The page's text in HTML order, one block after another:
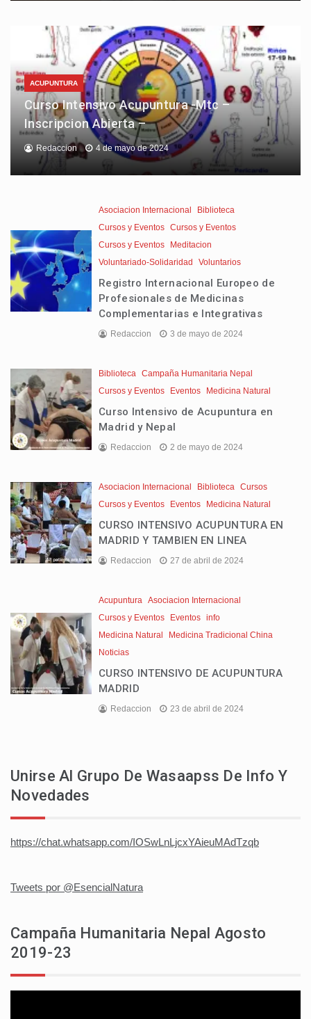
ACUPUNTURA
Curso Intensivo Acupuntura -Mtc –
Inscripcion Abierta –
Redaccion 4 de mayo de 2024
Asociacion Internacional
Biblioteca
Cursos y Eventos Cursos y Eventos
Cursos y Eventos
Meditacion
Voluntariado-Solidaridad
Voluntarios
Registro Internacional Europeo de
Profesionales de Medicinas
Complementarias e Integrativas
Redaccion 3 de mayo de 2024
Biblioteca Campaña Humanitaria Nepal
Cursos y Eventos
Eventos Medicina Natural
Curso Intensivo de Acupuntura en
Madrid y Nepal
Redaccion 2 de mayo de 2024
Asociacion Internacional Biblioteca Cursos
Cursos y Eventos
Eventos Medicina Natural
CURSO INTENSIVO ACUPUNTURA EN
MADRID Y TAMBIEN EN LINEA
Redaccion 27 de abril de 2024
Acupuntura Asociacion Internacional
Cursos y Eventos
Eventos info
Medicina Natural
Medicina Tradicional China
Noticias
CURSO INTENSIVO DE ACUPUNTURA
MADRID
Redaccion 23 de abril de 2024
Unirse Al Grupo De Wasaapss De Info Y
Novedades
https://chat.whatsapp.com/IOSwLnLjcxYAieuMAdTzqb
Tweets por @EsencialNatura
Campaña Humanitaria Nepal Agosto
2019-23